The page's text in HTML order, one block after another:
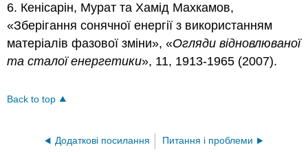
6. Кенісарін, Мурат та Хамід Махкамов,
«Зберігання сонячної енергії з використанням
матеріалів фазової зміни», «Огляди відновлюваної
та сталої енергетики», 11, 1913-1965 (2007).
Back to top
Додаткові посилання Питання і проблеми